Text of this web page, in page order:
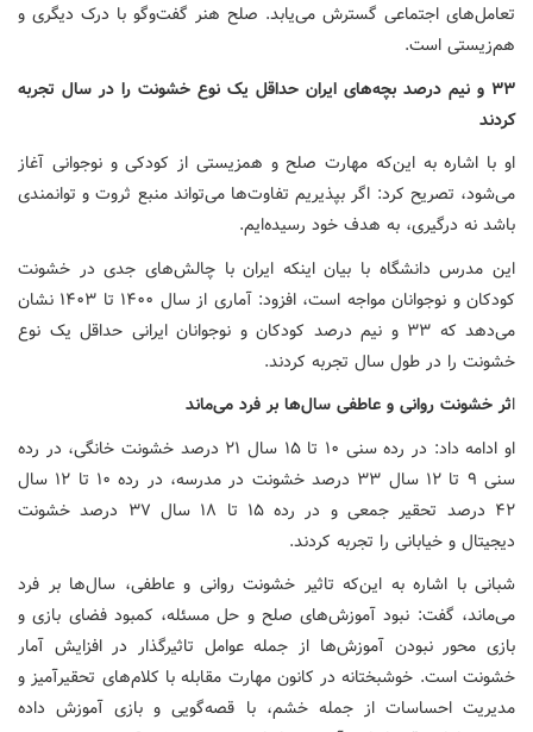
تعامل‌های‌ اجتماعی گسترش می‌یابد. صلح هنر گفت‌وگو با درک دیگری و
هم‌زیستی است.
۳۳ و نیم درصد بچه‌های ایران حداقل یک نوع خشونت را در سال تجربه
کردند
او با اشاره به این‌که مهارت صلح و همزیستی از کودکی و نوجوانی آغاز
می‌شود، تصریح کرد: اگر بپذیریم تفاوت‌ها می‌تواند منبع ثروت و توانمندی
باشد نه درگیری، به هدف خود رسیده‌ایم.
این مدرس دانشگاه با بیان اینکه ایران با چالش‌های جدی در خشونت
کودکان و نوجوانان مواجه است، افزود: آماری از سال ۱۴۰۰ تا ۱۴۰۳ نشان
می‌دهد که ۳۳ و نیم درصد کودکان و نوجوانان ایرانی حداقل یک نوع
خشونت را در طول سال تجربه کردند.
اثر خشونت روانی و عاطفی سال‌ها بر فرد می‌ماند
او ادامه داد: در رده سنی ۱۰ تا ۱۵ سال ۲۱ درصد خشونت خانگی، در رده
سنی ۹ تا ۱۲ سال ۳۳ درصد خشونت در مدرسه، در رده ۱۰ تا ۱۲ سال
۴۲ درصد تحقیر جمعی و در رده ۱۵ تا ۱۸ سال ۳۷ درصد خشونت
دیجیتال و خیابانی را تجربه کردند.
شبانی با اشاره به این‌که تاثیر خشونت روانی و عاطفی، سال‌ها بر فرد
می‌ماند، گفت: نبود آموزش‌های صلح و حل مسئله، کمبود فضای بازی و
بازی محور نبودن آموزش‌ها از جمله عوامل تاثیرگذار در افزایش آمار
خشونت است. خوشبختانه در کانون مهارت مقابله با کلام‌های تحقیرآمیز و
مدیریت احساسات از جمله خشم، با قصه‌گویی و بازی آموزش داده